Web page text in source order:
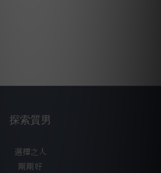
探索質男
選擇之人
剛剛好